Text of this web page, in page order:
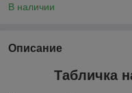
В наличии
Описание
Табличка